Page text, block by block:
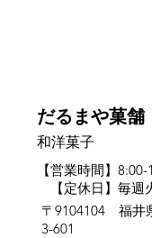
だるまや菓舗
和洋菓子
【営業時間】8:00-
【定休日】毎週
〒9104104 福井
3-601